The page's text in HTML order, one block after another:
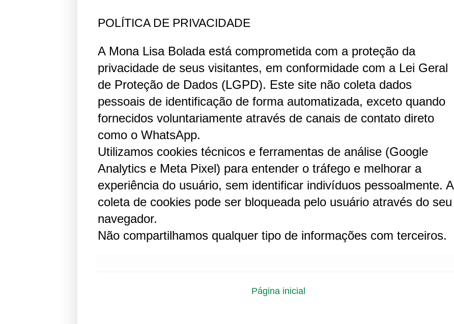
POLÍTICA DE PRIVACIDADE
A Mona Lisa Bolada está comprometida com a proteção da
privacidade de seus visitantes, em conformidade com a Lei Geral
de Proteção de Dados (LGPD). Este site não coleta dados
pessoais de identificação de forma automatizada, exceto quando
fornecidos voluntariamente através de canais de contato direto
como o WhatsApp.
Utilizamos cookies técnicos e ferramentas de análise (Google
Analytics e Meta Pixel) para entender o tráfego e melhorar a
experiência do usuário, sem identificar indivíduos pessoalmente. A
coleta de cookies pode ser bloqueada pelo usuário através do seu
navegador.
Não compartilhamos qualquer tipo de informações com terceiros.
Página inicial